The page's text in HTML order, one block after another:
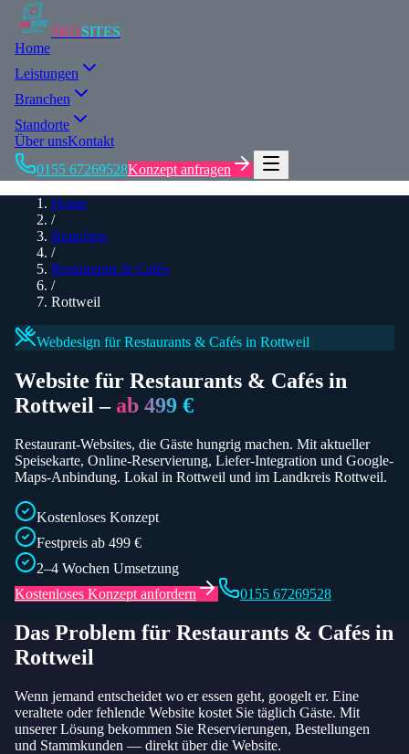
SKOSITES
Home
Leistungen
Branchen
Standorte
Über unsKontakt
0155 67269528Konzept anfragen
Home
/
Branchen
/
Restaurants & Cafés
/
Rottweil
Webdesign fürRestaurants & Cafés in Rottweil
Website für Restaurants & Cafés in
Rottweil – ab 499 €
Restaurant-Websites, die Gäste hungrig machen. Mit aktueller
Speisekarte, Online-Reservierung, Liefer-Integration und Google-
Maps-Anbindung. Lokal in Rottweil und im Landkreis Rottweil.
Kostenloses Konzept
Festpreis ab 499 €
2–4 Wochen Umsetzung
Kostenloses Konzept anfordern
0155 67269528
Das Problem für Restaurants & Cafés in
Rottweil
Wenn jemand entscheidet wo er essen geht, googelt er. Eine
veraltete oder fehlende Website kostet Sie täglich Gäste. Mit
unserer Lösung bekommen Sie Reservierungen, Bestellungen
und Stammkunden — direkt über die Website.